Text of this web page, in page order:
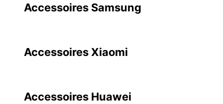
Accessoires Samsung
Accessoires Xiaomi
Accessoires Huawei